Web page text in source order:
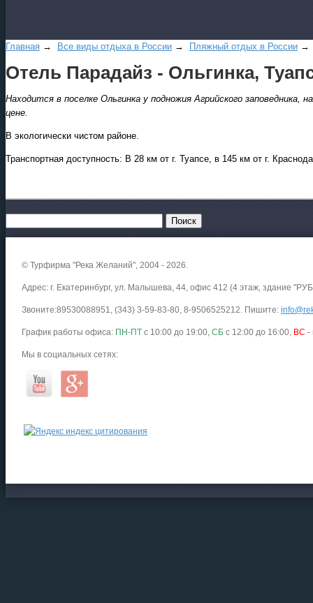
Главная → Все виды отдыха в России → Пляжный отдых в России
Отель Парадайз - Ольгинка,
Находится в поселке Ольгинка у подножия Агрийского
цене.
В экологически чистом районе.
Транспортная доступность: В 28 км от г. Туапсе, в 145 км от г.
© Турфирма "Река Желаний", 2004 - 2026.
Адрес: г. Екатеринбург, ул. Малышева, 44, офис 412 (4 этаж, здание
Звоните:89530088951, (343) 3-59-83-80, 8-9506525212. Пишите:
График работы офиса: ПН-ПТ с 10:00 до 19:00, СБ с 12:00 до 16:00, ВС -
Мы в социальных сетях: